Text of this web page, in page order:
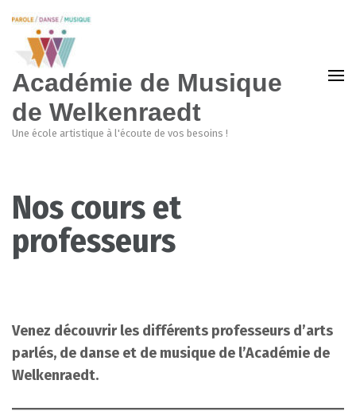
Académie de Musique
de Welkenraedt
Une école artistique à l'écoute de vos besoins !
Nos cours et
professeurs
Venez découvrir les différents professeurs d’arts
parlés, de danse et de musique de l’Académie de
Welkenraedt.